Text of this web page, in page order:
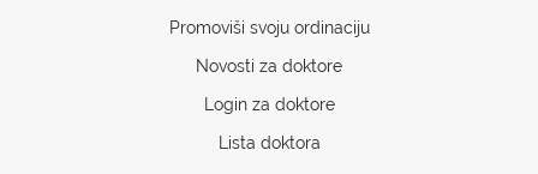
Promoviši svoju ordinaciju
Novosti za doktore
Login za doktore
Lista doktora